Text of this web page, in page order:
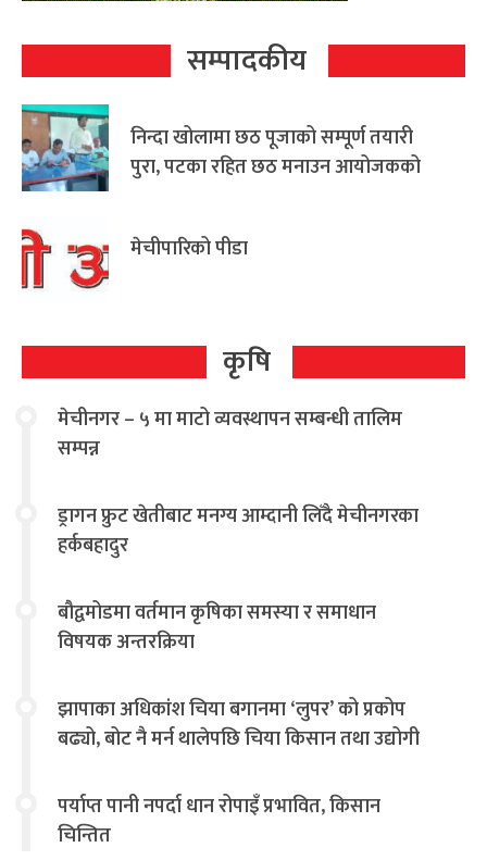
सम्पादकीय
निन्दा खोलामा छठ पूजाको सम्पूर्ण तयारी
पुरा, पटका रहित छठ मनाउन आयोजकको
मेचीपारिको पीडा
कृषि
मेचीनगर – ५ मा माटो व्यवस्थापन सम्बन्धी तालिम
सम्पन्न
ड्रागन फ्रुट खेतीबाट मनग्य आम्दानी लिँदै मेचीनगरका
हर्कबहादुर
बौद्वमोडमा वर्तमान कृषिका समस्या र समाधान
विषयक अन्तरक्रिया
झापाका अधिकांश चिया बगानमा ‘लुपर’ को प्रकोप
बढ्यो, बोट नै मर्न थालेपछि चिया किसान तथा उद्योगी
पर्याप्त पानी नपर्दा धान रोपाइँ प्रभावित, किसान
चिन्तित